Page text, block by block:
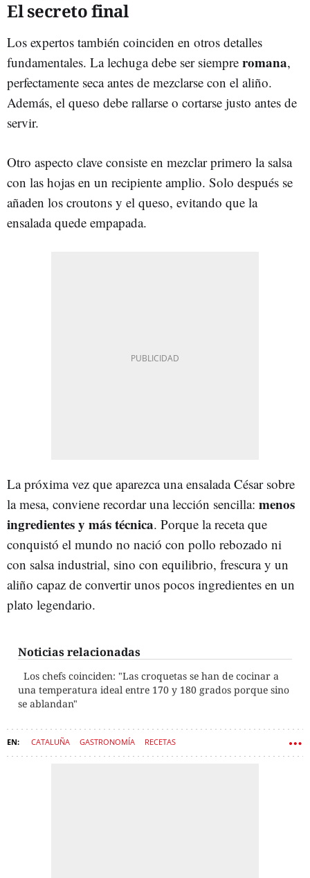
El secreto final
Los expertos también coinciden en otros detalles
fundamentales. La lechuga debe ser siempre romana,
perfectamente seca antes de mezclarse con el aliño.
Además, el queso debe rallarse o cortarse justo antes de
servir.
Otro aspecto clave consiste en mezclar primero la salsa
con las hojas en un recipiente amplio. Solo después se
añaden los croutons y el queso, evitando que la
ensalada quede empapada.
La próxima vez que aparezca una ensalada César sobre
la mesa, conviene recordar una lección sencilla: menos
ingredientes y más técnica. Porque la receta que
conquistó el mundo no nació con pollo rebozado ni
con salsa industrial, sino con equilibrio, frescura y un
aliño capaz de convertir unos pocos ingredientes en un
plato legendario.
Noticias relacionadas
Los chefs coinciden: "Las croquetas se han de cocinar a
una temperatura ideal entre 170 y 180 grados porque sino
se ablandan"
CATALUÑA GASTRONOMÍA RECETAS